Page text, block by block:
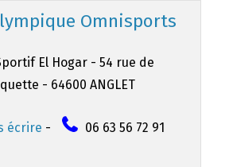
Omnisports
El Hogar - 54 rue de
- 64600 ANGLET
écrire - 06 63 56 72 91